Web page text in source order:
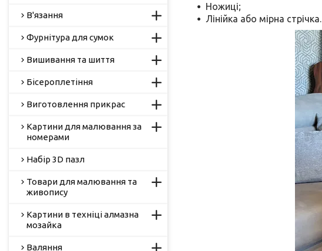
Ножиці;
Лінійка або мірна стрічка.
В'язання
Фурнітура для сумок
Вишивання та шиття
Бісероплетіння
Виготовлення прикрас
Картини для малювання за
номерами
Набір 3D пазл
Товари для малювання та
живопису
Картини в техніці алмазна
мозайка
Валяння